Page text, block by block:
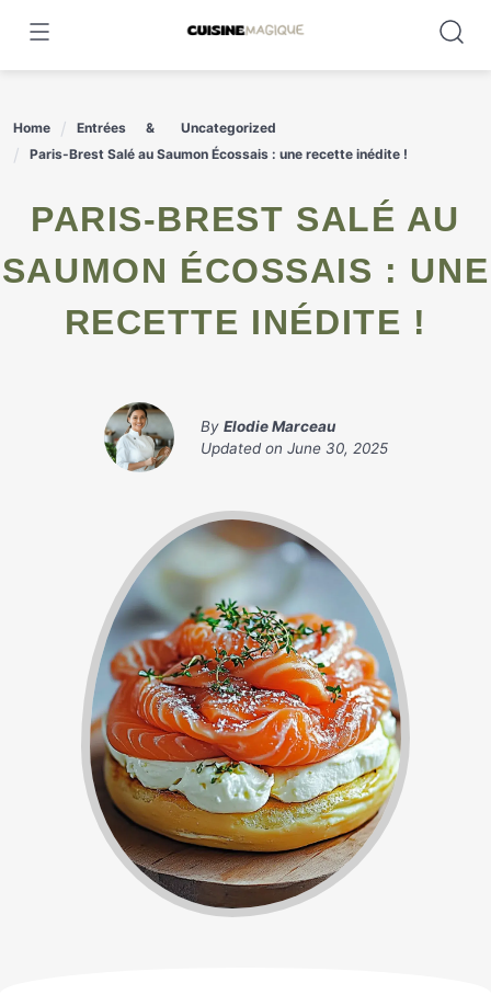
content
Home Entrées
Uncategorized
Paris-Brest Salé au Saumon Écossais : une recette inédite !
PARIS-BREST SALÉ AU
SAUMON ÉCOSSAIS : UNE
RECETTE INÉDITE !
By Elodie Marceau
Updated on June 30, 2025